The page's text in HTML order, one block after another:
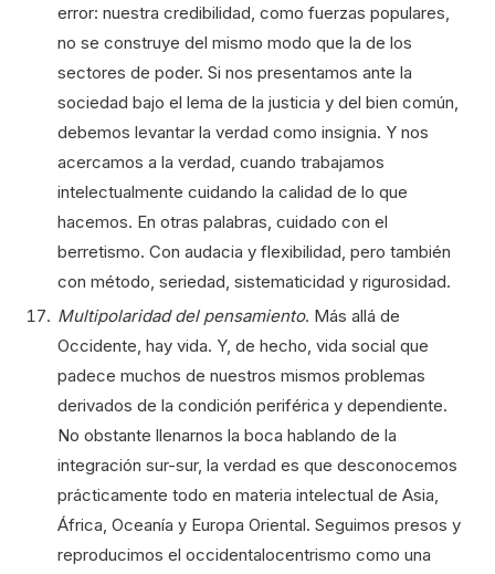
error: nuestra credibilidad, como fuerzas populares,
no se construye del mismo modo que la de los
sectores de poder. Si nos presentamos ante la
sociedad bajo el lema de la justicia y del bien común,
debemos levantar la verdad como insignia. Y nos
acercamos a la verdad, cuando trabajamos
intelectualmente cuidando la calidad de lo que
hacemos. En otras palabras, cuidado con el
berretismo. Con audacia y flexibilidad, pero también
con método, seriedad, sistematicidad y rigurosidad.
Multipolaridad del pensamiento. Más allá de
Occidente, hay vida. Y, de hecho, vida social que
padece muchos de nuestros mismos problemas
derivados de la condición periférica y dependiente.
No obstante llenarnos la boca hablando de la
integración sur-sur, la verdad es que desconocemos
prácticamente todo en materia intelectual de Asia,
África, Oceanía y Europa Oriental. Seguimos presos y
reproducimos el occidentalocentrismo como una